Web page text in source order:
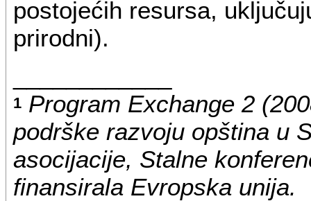
postojećih resursa,
prirodni).
1Program Exchange 2
podrške razvoju opština u
asocijacije, Stalne
finansirala Evropska unija.